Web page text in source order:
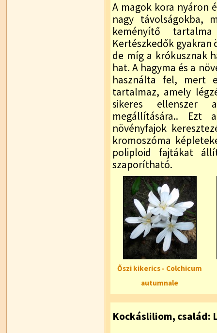
A magok kora nyáron
nagy távolságokba,
keményítő
Kertészkedők gyakran
de míg a krókusznak
hat. A hagyma és a
használta fel, mert
tartalmaz, amely
sikeres ellenszer
megállítására.. Ezt
növényfajok
kromoszóma
poliploid fajtákat
szaporítható.
Őszi kikerics - Colchicum
autumnale
Kockásliliom, család: